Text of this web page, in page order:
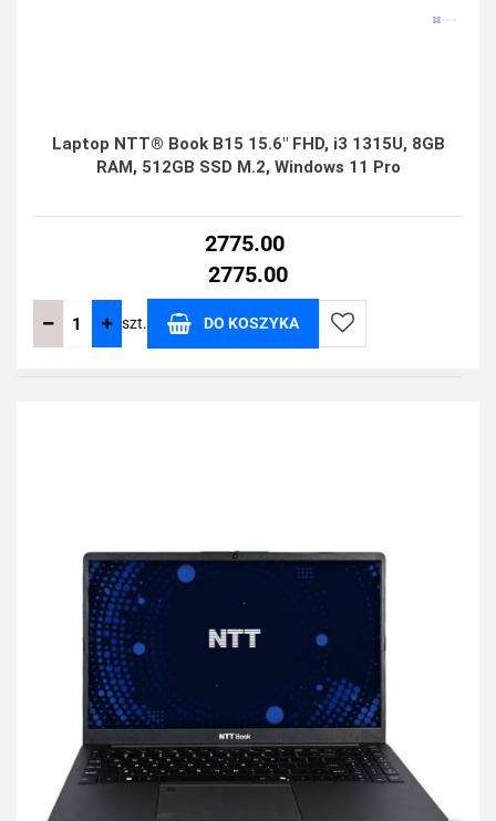
Laptop NTT® Book B15 15.6" FHD, i3 1315U, 8GB
RAM, 512GB SSD M.2, Windows 11 Pro
2775.00
2775.00
szt. DO KOSZYKA
Do